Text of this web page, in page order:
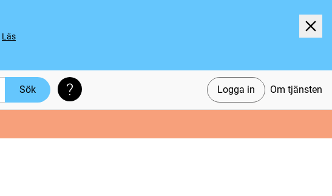
Läs
Logga in Om tjänsten
Sök Söktips